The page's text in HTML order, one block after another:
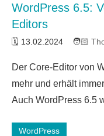
WordPress 6.5:
Editors
13.02.2024
Der Core-Editor von
mehr und erhält
Auch WordPress 6.5
WordPress